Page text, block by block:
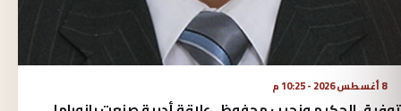
8 أغسطس 2026 - 10:25 م